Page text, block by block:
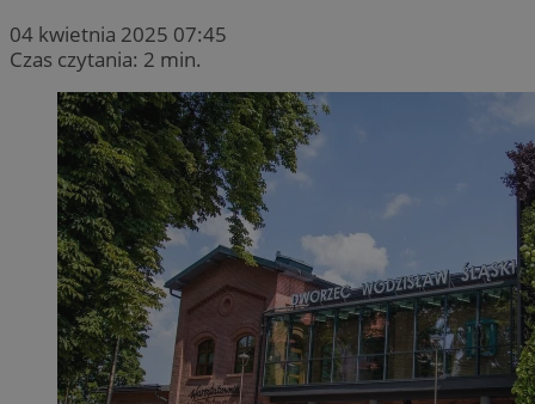
04 kwietnia 2025 07:45
Czas czytania: 2 min.